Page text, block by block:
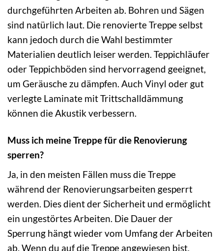
durchgeführten Arbeiten ab. Bohren und Sägen
sind natürlich laut. Die renovierte Treppe selbst
kann jedoch durch die Wahl bestimmter
Materialien deutlich leiser werden. Teppichläufer
oder Teppichböden sind hervorragend geeignet,
um Geräusche zu dämpfen. Auch Vinyl oder gut
verlegte Laminate mit Trittschalldämmung
können die Akustik verbessern.
Muss ich meine Treppe für die Renovierung
sperren?
Ja, in den meisten Fällen muss die Treppe
während der Renovierungsarbeiten gesperrt
werden. Dies dient der Sicherheit und ermöglicht
ein ungestörtes Arbeiten. Die Dauer der
Sperrung hängt wieder vom Umfang der Arbeiten
ab. Wenn du auf die Treppe angewiesen bist,